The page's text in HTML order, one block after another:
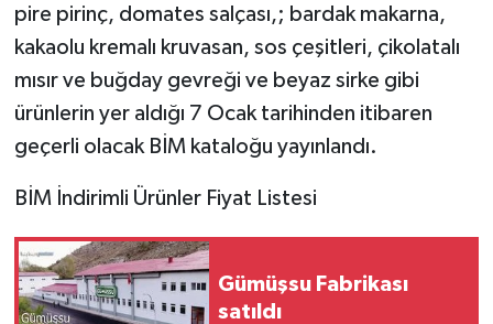
pire pirinç, domates salçası,; bardak makarna,
kakaolu kremalı kruvasan, sos çeşitleri, çikolatalı
mısır ve buğday gevreği ve beyaz sirke gibi
ürünlerin yer aldığı 7 Ocak tarihinden itibaren
geçerli olacak BİM kataloğu yayınlandı.
BİM İndirimli Ürünler Fiyat Listesi
Gümüşsu Fabrikası
satıldı